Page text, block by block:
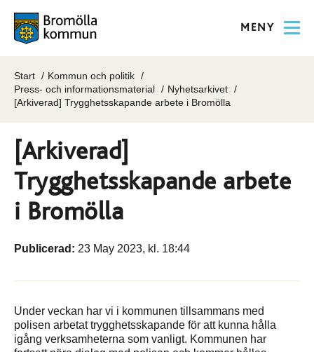
MENY
Start
Kommun och politik
Press- och informationsmaterial
Nyhetsarkivet
[Arkiverad] Trygghetsskapande arbete i Bromölla
[Arkiverad]
Trygghetsskapande arbete
i Bromölla
Publicerad: 23 May 2023, kl. 18:44
Under veckan har vi i kommunen tillsammans med
polisen arbetat trygghetsskapande för att kunna hålla
igång verksamheterna som vanligt. Kommunen har